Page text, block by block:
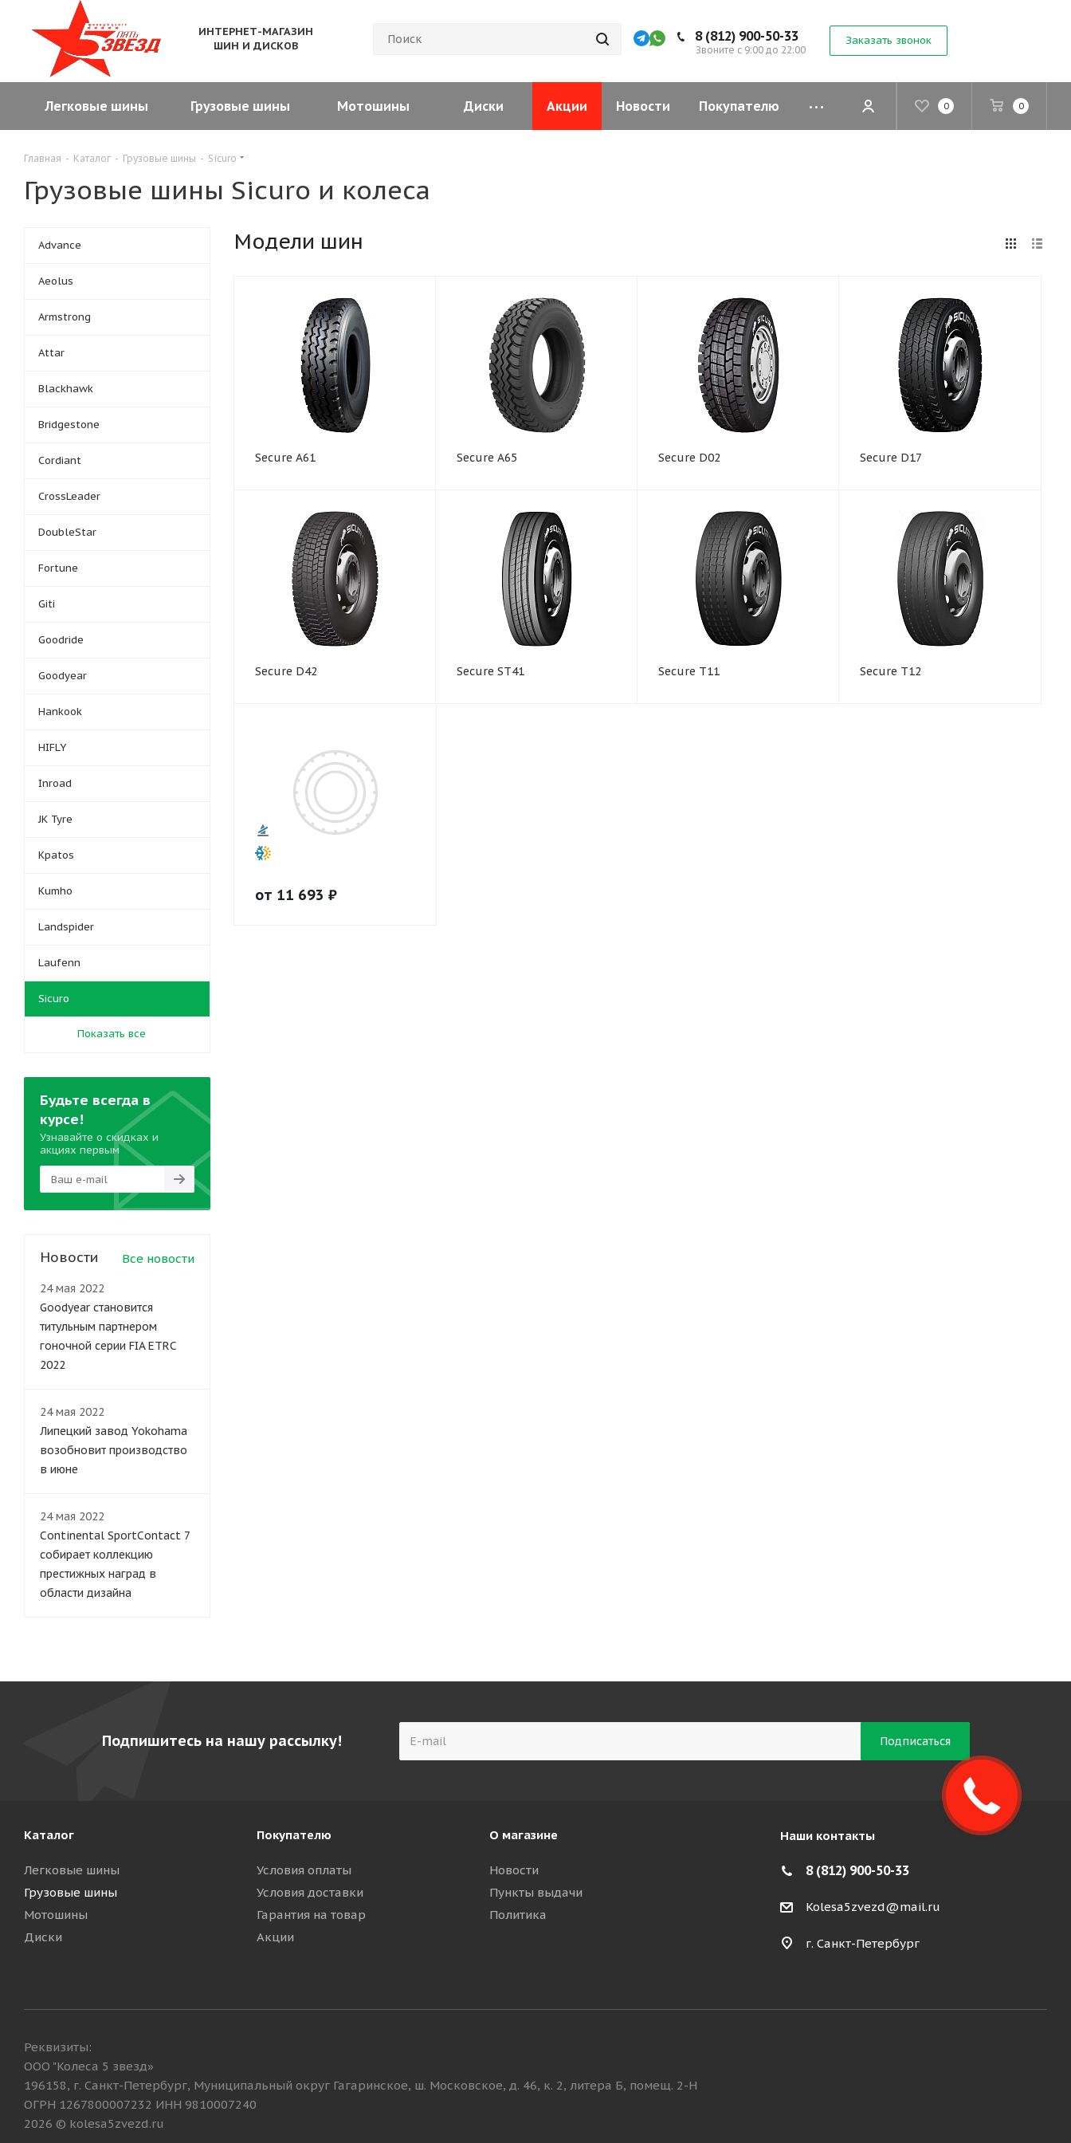
ИНТЕРНЕТ-МАГАЗИН
ШИН И ДИСКОВ
8 (812) 900-50-33
Звоните с 9:00 до 22:00
Заказать звонок
0 0
Легковые шины Грузовые шины Мотошины Диски Акции Новости Покупателю
Главная - Каталог - Грузовые шины - Sicuro
Грузовые шины Sicuro и колеса
Модели шин
Secure A61 Secure A65 Secure D02 Secure D17
Secure D42 Secure ST41 Secure T11 Secure T12
от 11 693 ₽
Advance
Aeolus
Armstrong
Attar
Blackhawk
Bridgestone
Cordiant
CrossLeader
DoubleStar
Fortune
Giti
Goodride
Goodyear
Hankook
HIFLY
Inroad
JK Tyre
Kpatos
Kumho
Landspider
Laufenn
Sicuro
Показать все
Будьте всегда в
курсе!
Узнавайте о скидках и
акциях первым
Новости Все новости
24 мая 2022
Goodyear становится
титульным партнером
гоночной серии FIA ETRC
2022
24 мая 2022
Липецкий завод Yokohama
возобновит производство
в июне
24 мая 2022
Continental SportContact 7
собирает коллекцию
престижных наград в
области дизайна
Подпишитесь на нашу рассылку!
Каталог
Легковые шины
Грузовые шины
Мотошины
Диски
Покупателю
Условия оплаты
Условия доставки
Гарантия на товар
Акции
О магазине
Новости
Пункты выдачи
Политика
Наши контакты
8 (812) 900-50-33
Kolesa5zvezd@mail.ru
г. Санкт-Петербург
Реквизиты:
ООО "Колеса 5 звезд»
196158, г. Санкт-Петербург, Муниципальный округ Гагаринское, ш. Московское, д. 46, к. 2, литера Б, помещ. 2-Н
ОГРН 1267800007232 ИНН 9810007240
2026 © kolesa5zvezd.ru
Закажите
звонок!